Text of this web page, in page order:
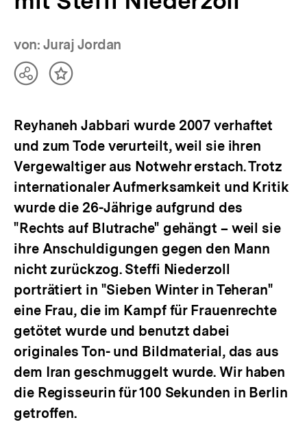
von: Juraj Jordan
TeilenInhalt
Reyhaneh Jabbari wurde 2007 verhaftet
und zum Tode verurteilt, weil sie ihren
Vergewaltiger aus Notwehr erstach. Trotz
internationaler Aufmerksamkeit und Kritik
wurde die 26-Jährige aufgrund des
"Rechts auf Blutrache" gehängt – weil sie
ihre Anschuldigungen gegen den Mann
nicht zurückzog. Steffi Niederzoll
porträtiert in "Sieben Winter in Teheran"
eine Frau, die im Kampf für Frauenrechte
getötet wurde und benutzt dabei
originales Ton- und Bildmaterial, das aus
dem Iran geschmuggelt wurde. Wir haben
die Regisseurin für 100 Sekunden in Berlin
getroffen.